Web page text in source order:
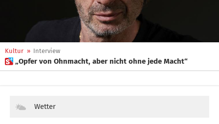
Kultur » Interview
 „Opfer von Ohnmacht, aber nicht ohne jede Macht“
Wetter